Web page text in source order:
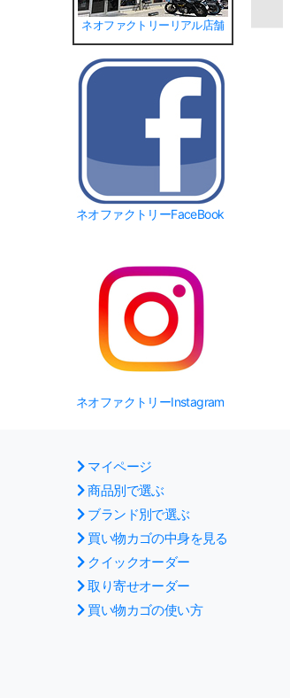
ネオファクトリーリアル店舗
ネオファクトリーFaceBook
ネオファクトリーInstagram
マイページ
商品別で選ぶ
ブランド別で選ぶ
買い物カゴの中身を見る
クイックオーダー
取り寄せオーダー
買い物カゴの使い方